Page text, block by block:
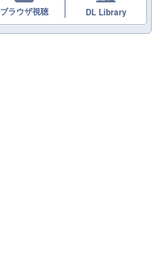
ブラウザ視聴 DL Library